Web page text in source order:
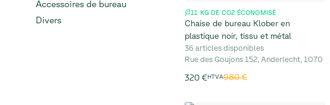
Accessoires de bureau
Divers
11 KG DE CO2 ÉCONOMISÉ
Chaise de bureau Klober en
plastique noir, tissu et métal
36 articles disponibles
Rue des Goujons 152, Anderlecht, 1070
320 €HTVA980 €